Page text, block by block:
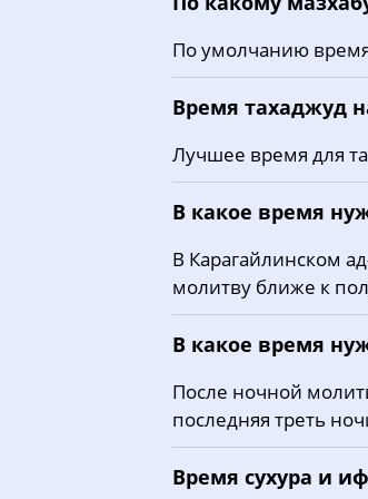
19, Ср
20, Чт
21, Пт
22, Сб
25, Вт
26, Ср
27, Чт
28, Пт
29, Сб
По умолчанию
Время тахаджуд
Лучшее время для
В какое время
В Карагайлинском
молитву ближе к
В какое время
После ночной
последняя треть
Время сухура и